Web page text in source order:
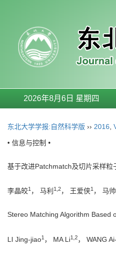
2026年8月6日 星期四
东北大学学报:自然科学版 ›› 2016
• 信息与控制 •
基于改进Patchmatch及切片采样
李晶皎1 ， 马利 1,2， 王爱侠1 ， 马帅
Stereo Matching Algorithm Based
LI Jing-jiao1 ， MA Li1,2， WANG